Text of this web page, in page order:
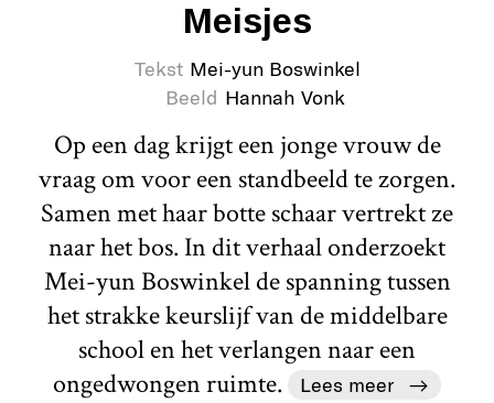
Meisjes
Tekst Mei-yun Boswinkel
Beeld Hannah Vonk
Op een dag krijgt een jonge vrouw de
vraag om voor een standbeeld te zorgen.
Samen met haar botte schaar vertrekt ze
naar het bos. In dit verhaal onderzoekt
Mei-yun Boswinkel de spanning tussen
het strakke keurslijf van de middelbare
school en het verlangen naar een
ongedwongen ruimte.
Lees meer